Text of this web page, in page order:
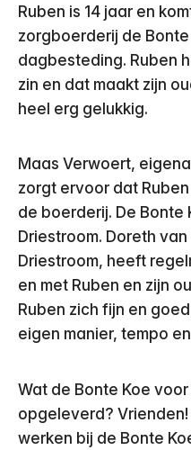
Ruben is 14 jaar en
zorgboerderij de
dagbesteding. Ruben
zin en dat maakt zijn
heel erg gelukkig.
Maas Verwoert,
zorgt ervoor dat
de boerderij. De Bonte
Driestroom. Doreth
Driestroom, heeft
en met Ruben en zijn
Ruben zich fijn en
eigen manier, tempo
Wat de Bonte Koe
opgeleverd?
werken bij de Bonte